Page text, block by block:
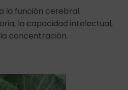
la función cerebral
la capacidad intelectual,
concentración.